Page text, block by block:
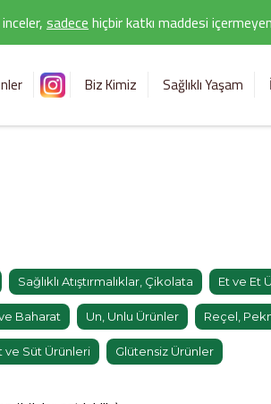
sadecehiçbir katkı maddesi
Biz Kimiz Sağlıklı Yaşam
Sağlıklı Atıştırmalıklar, Çikolata Et ve Et
Baharat Un, Unlu Ürünler Reçel,
ve Süt Ürünleri Glütensiz Ürünler